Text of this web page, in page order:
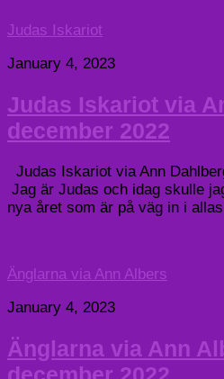
Judas Iskariot
January 4, 2023
Judas Iskariot via
december 2022
Judas Iskariot via Ann
Jag är Judas och idag skulle
nya året som är på väg in i
Änglarna via Ann Albers
January 4, 2023
Änglarna via Ann